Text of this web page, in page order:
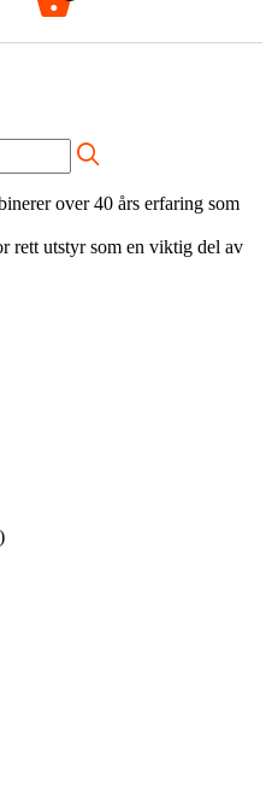
over 40 års erfaring som
rett utstyr som en viktig del av